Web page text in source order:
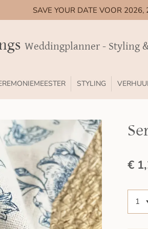
SAVE YOUR DATE VOOR
Weddingplanner - Styling
STYLING
€